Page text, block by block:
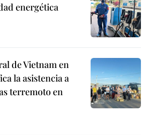
energética
de Vietnam en
la asistencia a
terremoto en